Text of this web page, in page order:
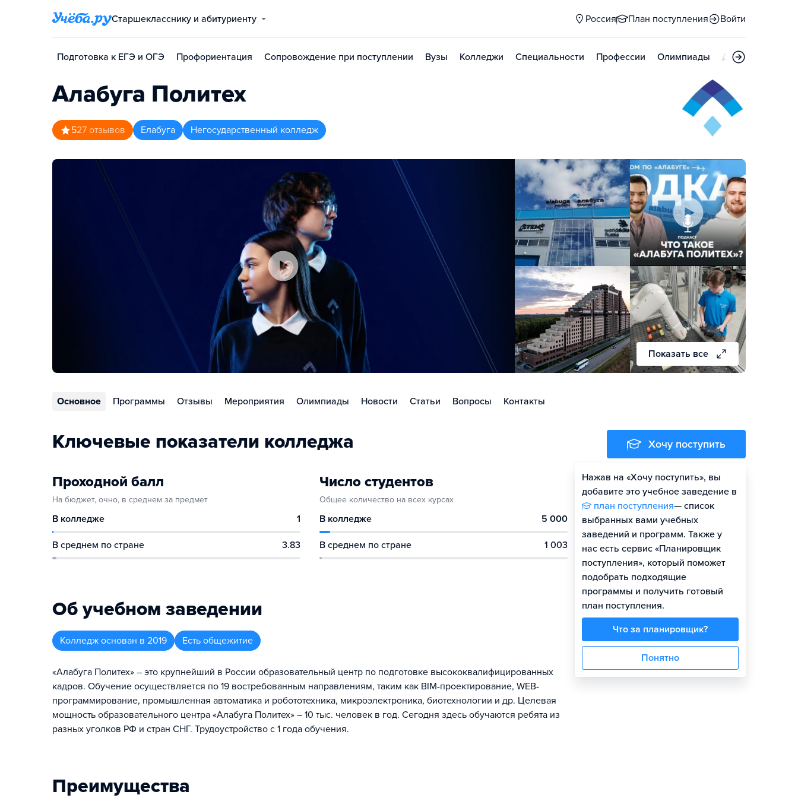
Старшекласснику и абитуриенту Россия План поступления Войти
Подготовка к ЕГЭ и ОГЭ Профориентация Сопровождение при поступлении Вузы Колледжи Специальности Профессии Олимпиады Дни открытых
Алабуга Политех
527 отзывов Елабуга Негосударственный колледж
Показать все
Основное Программы Отзывы Мероприятия Олимпиады Новости Статьи Вопросы Контакты
Ключевые показатели колледжа
Проходной балл
На бюджет, очно, в среднем за предмет
В колледже 1
В среднем по стране 3.83
Число студентов
Общее количество на всех курсах
В колледже 5 000
В среднем по стране 1 003
Об учебном заведении
Колледж основан в 2019 Есть общежитие
«Алабуга Политех» – это крупнейший в России образовательный центр по подготовке высококвалифицированных
кадров. Обучение осуществляется по 19 востребованным направлениям, таким как BIM-проектирование, WEB-
программирование, промышленная автоматика и робототехника, микроэлектроника, биотехнологии и др. Целевая
мощность образовательного центра «Алабуга Политех» – 10 тыс. человек в год. Сегодня здесь обучаются ребята из
разных уголков РФ и стран СНГ. Трудоустройство с 1 года обучения.
Преимущества
Хочу поступить
Нажав на «Хочу поступить», вы
добавите это учебное заведение в
план поступления— список
выбранных вами учебных
заведений и программ. Также у
нас есть сервис «Планировщик
поступления», который поможет
подобрать подходящие
программы и получить готовый
план поступления.
Что за планировщик?
Понятно